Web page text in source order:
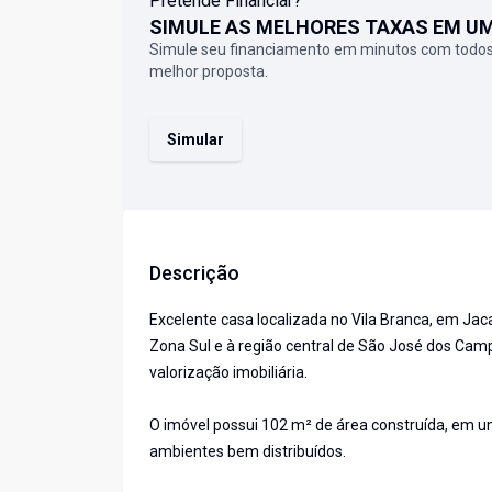
SIMULE AS MELHORES TAXAS EM
Simule seu financiamento em minutos com
melhor proposta.
Simular
Descrição
Excelente casa localizada no Vila Branca, em
Zona Sul e à região central de São José dos
valorização imobiliária.
O imóvel possui 102 m² de área construída, em
ambientes bem distribuídos.